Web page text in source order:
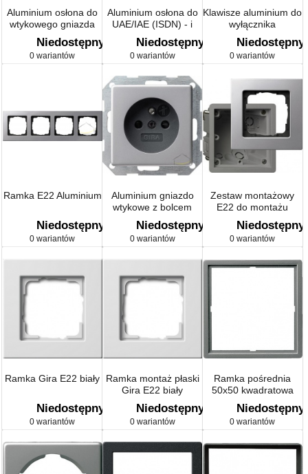
Aluminium osłona do
wtykowego gniazda
antenowego
Niedostępny
0 wariantów
Aluminium osłona do
UAE/IAE (ISDN) - i
sieciowych gniazd
przyłączeniowych
Niedostępny
0 wariantów
Klawisze aluminium do
wyłącznika
kołyskowego i
przycisku kołyskowego
Niedostępny
0 wariantów
Ramka E22 Aluminium
Niedostępny
0 wariantów
Aluminium gniazdo
wtykowe z bolcem
ochronnym 16 A 250 V
Niedostępny
0 wariantów
Zestaw montażowy
E22 do montażu
płaskiego z ramką i
puszką instalacyjną
aluminium
Niedostępny
0 wariantów
Ramka Gira E22 biały
Niedostępny
0 wariantów
Ramka montaż płaski
Gira E22 biały
Niedostępny
0 wariantów
Ramka pośrednia
50x50 kwadratowa
Gira E22 kolor nat.
stalowy
Niedostępny
0 wariantów